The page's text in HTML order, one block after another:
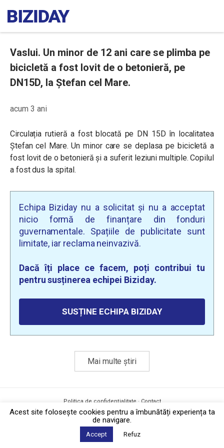
Vaslui. Un minor de 12 ani care se plimba pe
bicicletă a fost lovit de o betonieră, pe
DN15D, la Ștefan cel Mare.
acum 3 ani
Circulația rutieră a fost blocată pe DN 15D în localitatea
Ștefan cel Mare. Un minor care se deplasa pe bicicletă a
fost lovit de o betonieră și a suferit leziuni multiple. Copilul
a fost dus la spital.
Echipa Biziday nu a solicitat și nu a acceptat
nicio formă de finanțare din fonduri
guvernamentale. Spațiile de publicitate sunt
limitate, iar reclama neinvazivă.
Dacă îți place ce facem, poți contribui tu
pentru susținerea echipei Biziday.
SUSȚINE ECHIPA BIZIDAY
Mai multe știri
Politica de confidențialitate · Contact
2026 © Biziday
Acest site foloseşte cookies pentru a îmbunătăți experiența ta
de navigare.
Accept Refuz